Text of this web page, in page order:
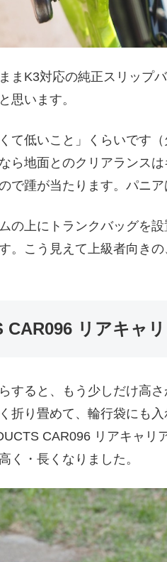
まK3対応の純正スリップ
思います。
て低いこと」くらいです
ら地面とのクリアランス
で踵が当たります。パニ
の上にトランクバッグを
。こう見えて上級者向き
CAR096 リアキャ
すると、もう少しだけ高
折り畳めて、輪行袋にも
CAR096 リアキャリ
く・長くなりました。